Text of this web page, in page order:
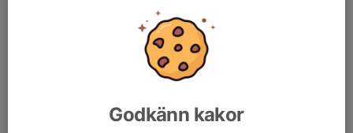
0 kommentarer
Städdag i Roddens Hus söndag 24 maj med start kl. 9.
Nu är det dags för en storstädning av Roddens Hus inför vårens
uthyrning. Hela huset ska storstädas, fönster tvättas etc.
Godkänn kakor